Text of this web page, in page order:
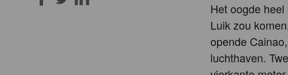
Het oogde
Luik zou
opende
luchthaven.